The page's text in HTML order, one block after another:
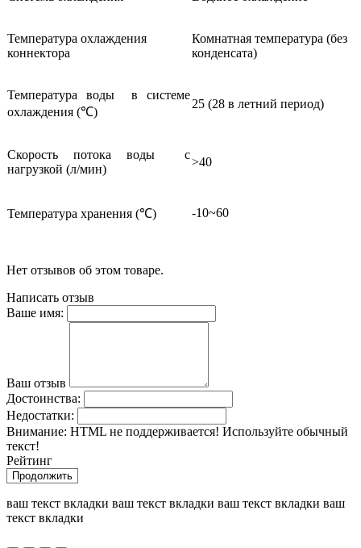
Температура охлаждения
коннектора
Комнатная температура (без
конденсата)
Температура воды в системе
охлаждения (℃)
25 (28 в летний период)
Скорость потока воды с
нагрузкой (л/мин)
>40
Температура хранения (℃) -10~60
Нет отзывов об этом товаре.
Написать отзыв
Ваше имя:
Ваш отзыв
Достоинства:
Недостатки:
Внимание: HTML не поддерживается! Используйте обычный
текст!
Рейтинг
Продолжить
ваш текст вкладки ваш текст вкладки ваш текст вкладки ваш
текст вкладки